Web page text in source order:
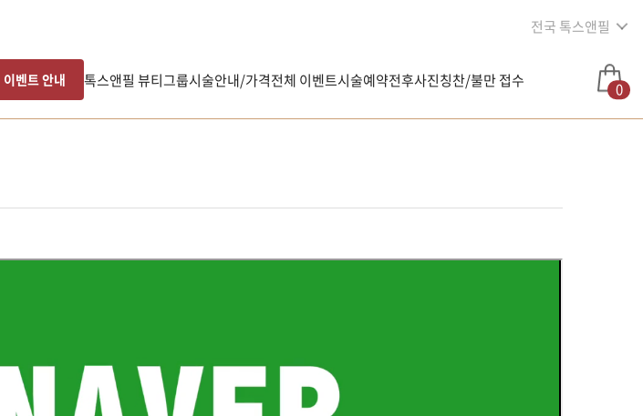
전국 톡스앤필
이벤트 안내 톡스앤필 뷰티그룹시술안내/가격전체 이벤트시술예약전후사진칭찬/불만 접수 0